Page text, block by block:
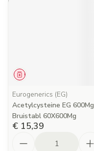
Geneesmiddel
Eurogenerics (EG)
Acetylcysteine EG 600Mg
Bruistabl 60X600Mg
€ 15,39